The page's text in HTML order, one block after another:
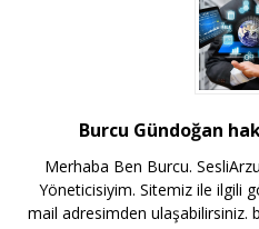
Burcu Gündoğan
Merhaba Ben Burcu.
Yöneticisiyim. Sitemiz ile ilgili
mail adresimden ulaşabilirsiniz.